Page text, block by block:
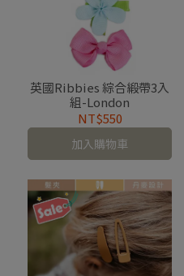
英國Ribbies 綜合緞帶3入
組-London
NT$550
加入購物車